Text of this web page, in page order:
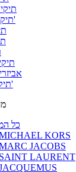
תיקי קלאץ'
תיקי פאוץ'
כל
KORS
JACOBS
SAINT LAURENT